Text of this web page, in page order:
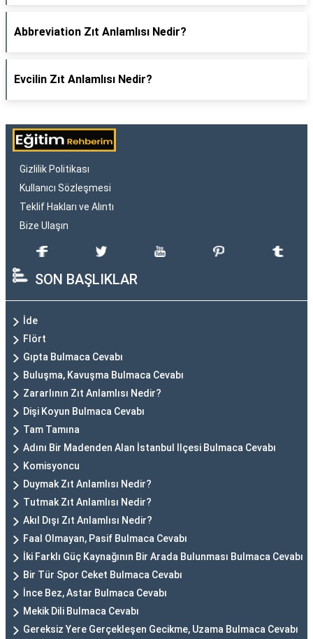
Abbreviation Zıt Anlamlısı Nedir?
Evcilin Zıt Anlamlısı Nedir?
Gizlilik Politikası
Kullanıcı Sözleşmesi
Teklif Hakları ve Alıntı
Bize Ulaşın
SON BAŞLIKLAR
İde
Flört
Gıpta Bulmaca Cevabı
Buluşma, Kavuşma Bulmaca Cevabı
Zararlının Zıt Anlamlısı Nedir?
Dişi Koyun Bulmaca Cevabı
Tam Tamına
Adını Bir Madenden Alan İstanbul Ilçesi Bulmaca Cevabı
Komisyoncu
Duymak Zıt Anlamlısı Nedir?
Tutmak Zıt Anlamlısı Nedir?
Akıl Dışı Zıt Anlamlısı Nedir?
Faal Olmayan, Pasif Bulmaca Cevabı
İki Farklı Güç Kaynağının Bir Arada Bulunması Bulmaca Cevabı
Bir Tür Spor Ceket Bulmaca Cevabı
İnce Bez, Astar Bulmaca Cevabı
Mekik Dili Bulmaca Cevabı
Gereksiz Yere Gerçekleşen Gecikme, Uzama Bulmaca Cevabı